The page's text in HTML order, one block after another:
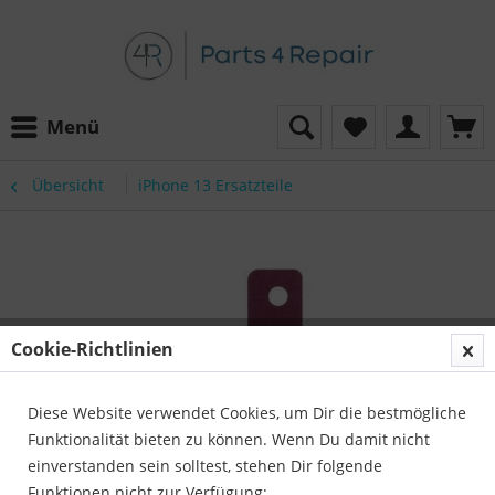
Menü
Übersicht iPhone 13 Ersatzteile
Cookie-Richtlinien
Diese Website verwendet Cookies, um Dir die bestmögliche
Funktionalität bieten zu können. Wenn Du damit nicht
einverstanden sein solltest, stehen Dir folgende